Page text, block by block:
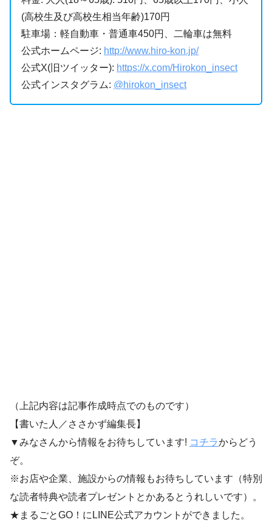
(高校生及び高校生相当年齢)170円
駐車場：軽自動車・普通車450円、二輪車は無料
公式ホームページ: http://www.hiro-kon.jp/
公式X(旧ツイッター): https://x.com/Hirokon_insect
公式インスタグラム: @hirokon_insect
（上記内容は記事作成時点でのものです）
【書いた人／ささかず編集長】
▼みなさんから情報をお待ちしています! コチラからどう
ぞ。
※お店や企業、施設からの情報もお待ちしています（特別
な読者特典や読者プレゼントとかあるとうれしいです）。
★まるごとGO！にLINE公式アカウントができました。